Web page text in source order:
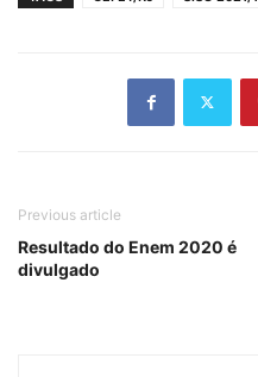
Previous article
Resultado do Enem 2020 é
divulgado